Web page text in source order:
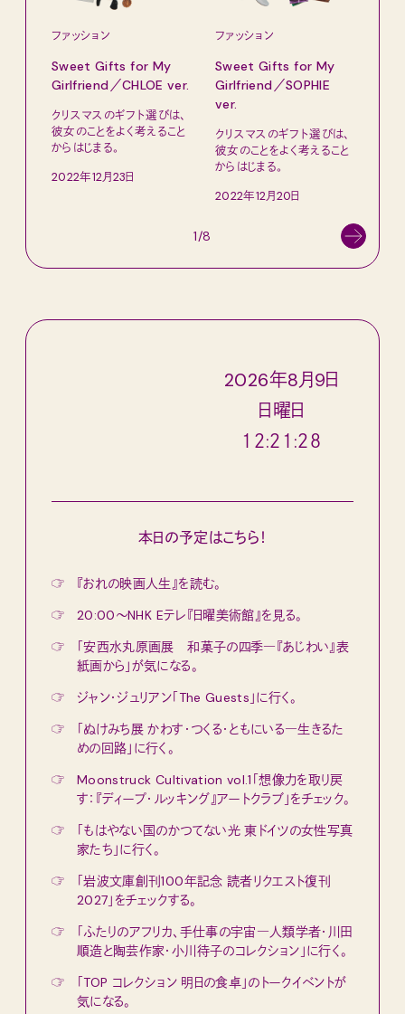
ファッション
Sweet Gifts for My
Girlfriend／CHLOE ver.
クリスマスのギフト選びは、
彼女のことをよく考えること
からはじまる。
2022年12月23日
ファッション
Sweet Gifts for My
Girlfriend／SOPHIE
ver.
クリスマスのギフト選びは、
彼女のことをよく考えること
からはじまる。
2022年12月20日
1/8
2026年8月9日
日曜日
１２:２１:２９
本日の予定はこちら！
☞
『おれの映画人生』を読む。
☞
20:00〜NHK Eテレ『日曜美術館』を見る。
☞
「安西水丸原画展 和菓子の四季―『あじわい』表
紙画から」が気になる。
☞
ジャン・ジュリアン「The Guests」に行く。
☞
「ぬけみち展 かわす・つくる・ともにいる―生きるた
めの回路」に行く。
☞
Moonstruck Cultivation vol.1「想像力を取り戻
す：『ディープ・ルッキング』アートクラブ」をチェック。
☞
「もはやない国のかつてない光 東ドイツの女性写真
家たち」に行く。
☞
「岩波文庫創刊100年記念 読者リクエスト復刊
2027」をチェックする。
☞
「ふたりのアフリカ、手仕事の宇宙―人類学者・川田
順造と陶芸作家・小川待子のコレクション」に行く。
☞
「TOP コレクション 明日の食卓」のトークイベントが
気になる。